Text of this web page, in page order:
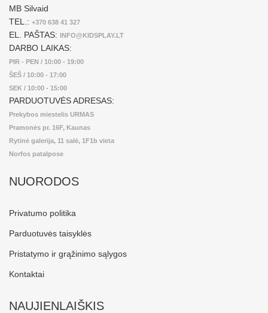
MB Silvaid
TEL.: +370 638 41 327
EL. PAŠTAS: INFO@KIDSPLAY.LT
DARBO LAIKAS:
PIR - PEN / 10:00 - 19:00
ŠEŠ / 10:00 - 17:00
SEK / 10:00 - 15:00
PARDUOTUVĖS ADRESAS:
Prekybos miestelis URMAS
Pramonės pr. 16F, Kaunas
Rytinė galerija, 11 salė, 1F1b vieta
Norfos patalpose
NUORODOS
Privatumo politika
Parduotuvės taisyklės
Pristatymo ir grąžinimo sąlygos
Kontaktai
NAUJIENLAIŠKIS